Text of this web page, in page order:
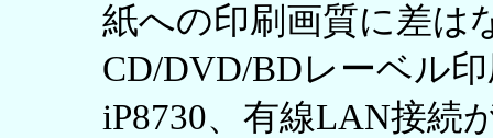
紙への印刷画質に差は
CD/DVD/BDレーベル
iP8730、有線LAN接続